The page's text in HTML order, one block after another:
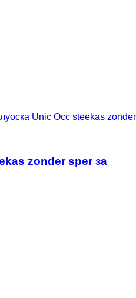
Unic Occ steekas zonder
zonder sper за